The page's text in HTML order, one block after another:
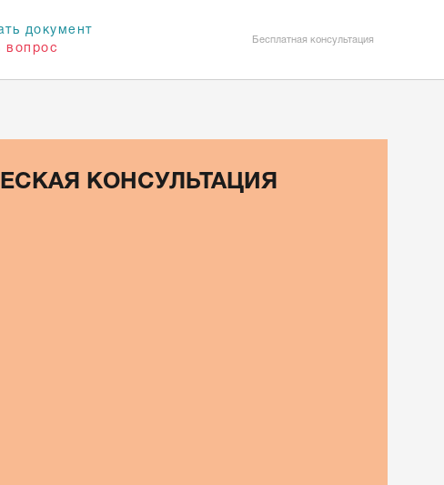
документ
вопрос
Бесплатная консультация
КОНСУЛЬТАЦИЯ